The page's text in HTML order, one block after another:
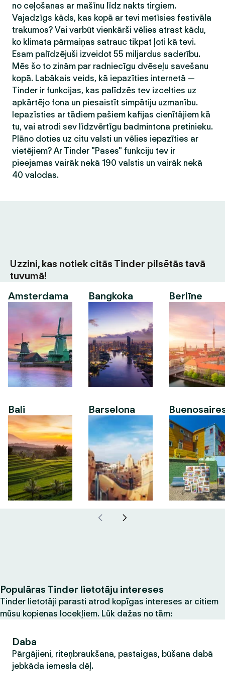
no ceļošanas ar mašīnu līdz nakts tirgiem.
Vajadzīgs kāds, kas kopā ar tevi metīsies festivāla
trakumos? Vai varbūt vienkārši vēlies atrast kādu,
ko klimata pārmaiņas satrauc tikpat ļoti kā tevi.
Esam palīdzējuši izveidot 55 miljardus saderību.
Mēs šo to zinām par radniecīgu dvēseļu savešanu
kopā. Labākais veids, kā iepazīties internetā —
Tinder ir funkcijas, kas palīdzēs tev izcelties uz
apkārtējo fona un piesaistīt simpātiju uzmanību.
Iepazīsties ar tādiem pašiem kafijas cienītājiem kā
tu, vai atrodi sev līdzvērtīgu badmintona pretinieku.
Plāno doties uz citu valsti un vēlies iepazīties ar
vietējiem? Ar Tinder "Pases" funkciju tev ir
pieejamas vairāk nekā 190 valstis un vairāk nekā
40 valodas.
Uzzini, kas notiek citās Tinder pilsētās tavā
tuvumā!
Amsterdama
Bali
Bangkoka
Barselona
Berlīne
Populāras Tinder lietotāju intereses
Tinder lietotāji parasti atrod kopīgas intereses ar citiem
mūsu kopienas locekļiem. Lūk dažas no tām:
Daba
Pārgājieni, riteņbraukšana, pastaigas, būšana dabā
jebkāda iemesla dēļ.